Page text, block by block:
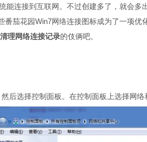
能连接到互联网。不过创建多了，就会
番茄花园Win7网络连接图标成为了一项
清理网络连接记录的伎俩吧。
选择控制面板。在控制面板上选择网络